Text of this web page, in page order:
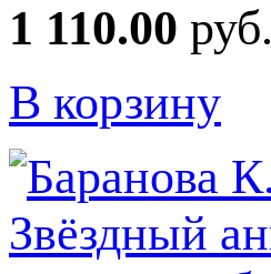
1 110.00 руб.
В корзину